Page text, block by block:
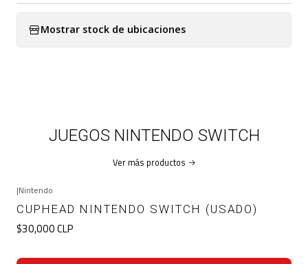
Mostrar stock de ubicaciones
JUEGOS NINTENDO SWITCH
Ver más productos
|Nintendo
CUPHEAD NINTENDO SWITCH (USADO)
$30,000 CLP